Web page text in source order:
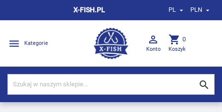
X-FISH.PL PL  PLN 
 Kategorie 
Konto
shopping_cart 0
Koszyk
